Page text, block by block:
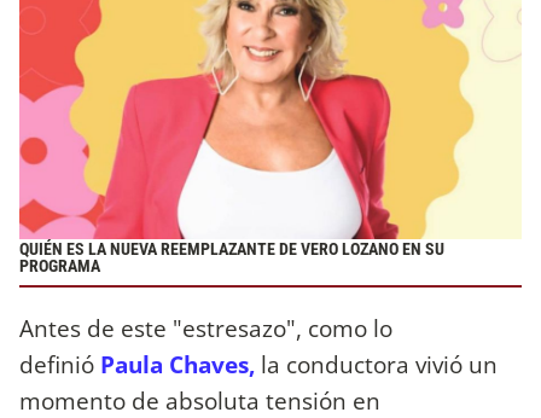
QUIÉN ES LA NUEVA REEMPLAZANTE DE VERO LOZANO EN SU
PROGRAMA
Antes de este "estresazo", como lo
definió Paula Chaves, la conductora vivió un
momento de absoluta tensión en